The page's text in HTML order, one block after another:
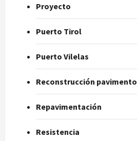
Proyecto
Puerto Tirol
Puerto Vilelas
Reconstrucción pavimento
Repavimentación
Resistencia